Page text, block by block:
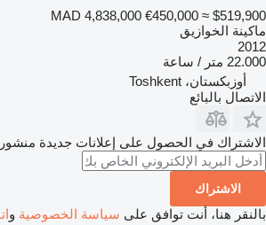
MAD 4,838,000 €450,000 ≈ $519,900
ماكينة الخوازيق
2012
22.000 متر / ساعة
أوزبكستان، Toshkent
الاتصال بالبائع
الاشتراك في الحصول على إعلانات جديدة
الاشتراك
بالنقر هنا، أنت توافق على سياسة الخصوصية و